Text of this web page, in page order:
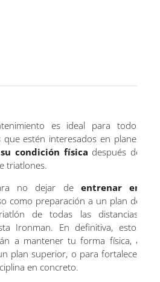
es ideal para todos
estén interesados en planes
condición física después de
triatlones.
no dejar deentrenar en
como preparación a un plan de
de todas las distancias;
Ironman. En definitiva, estos
a mantener tu forma física, a
plan superior, o para fortalecer
en concreto.